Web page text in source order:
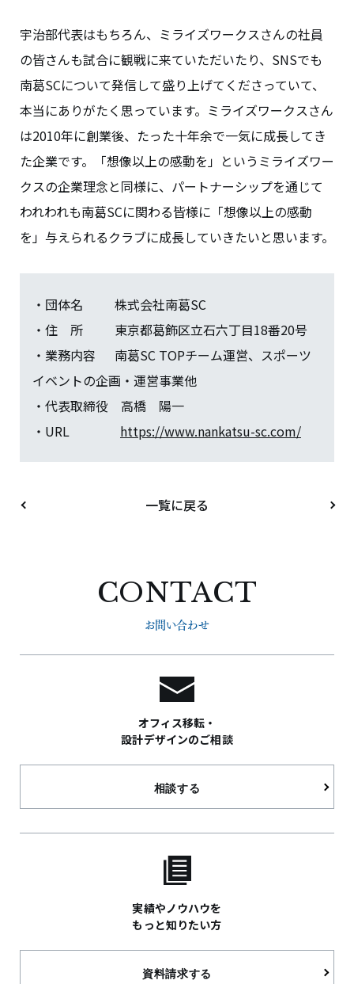
宇治部代表はもちろん、ミライズワークスさんの社員
の皆さんも試合に観戦に来ていただいたり、SNSでも
南葛SCについて発信して盛り上げてくださっていて、
本当にありがたく思っています。ミライズワークスさん
は2010年に創業後、たった十年余で一気に成長してき
た企業です。「想像以上の感動を」というミライズワー
クスの企業理念と同様に、パートナーシップを通じて
われわれも南葛SCに関わる皆様に「想像以上の感動
を」与えられるクラブに成長していきたいと思います。
・団体名 株式会社南葛SC
・住 所 東京都葛飾区立石六丁目18番20号
・業務内容 南葛SC TOPチーム運営、スポーツ
イベントの企画・運営事業他
・代表取締役 高橋 陽一
・URL https://www.nankatsu-sc.com/
一覧に戻る
CONTACT
お問い合わせ
オフィス移転・
設計デザインのご相談
相談する
実績やノウハウを
もっと知りたい方
資料請求する